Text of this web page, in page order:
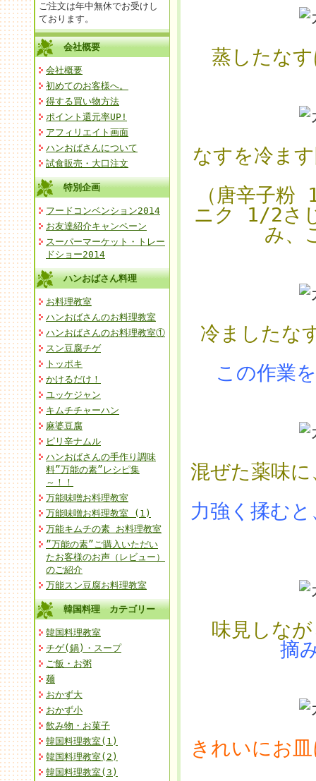
ご注文は年中無休でお受けし
ております。
会社概要
会社概要
初めてのお客様へ。
得する買い物方法
ポイント還元率UP!
アフィリエイト画面
ハンおばさんについて
試食販売・大口注文
特別企画
フードコンベンション2014
お友達紹介キャンペーン
スーパーマーケット・トレー
ドショー2014
ハンおばさん料理
お料理教室
ハンおばさんのお料理教室
ハンおばさんのお料理教室①
スン豆腐チゲ
トッポキ
かけるだけ！
ユッケジャン
キムチチャーハン
麻婆豆腐
ピリ辛ナムル
ハンおばさんの手作り調味
料”万能の素”レシピ集
～！！
万能味噌お料理教室
万能味噌お料理教室 (1)
万能キムチの素 お料理教室
”万能の素”ご購入いただい
たお客様のお声（レビュー）
のご紹介
万能スン豆腐お料理教室
韓国料理 カテゴリー
韓国料理教室
チゲ(鍋)・スープ
ご飯・お粥
麺
おかず大
おかず小
飲み物・お菓子
韓国料理教室(1)
韓国料理教室(2)
韓国料理教室(3)
蒸したな
なすを冷ま
（唐辛子粉
ニク 1/2さ
み、
冷ましたな
この作業
混ぜた薬味
力強く揉む
味見しな
摘
きれいにお